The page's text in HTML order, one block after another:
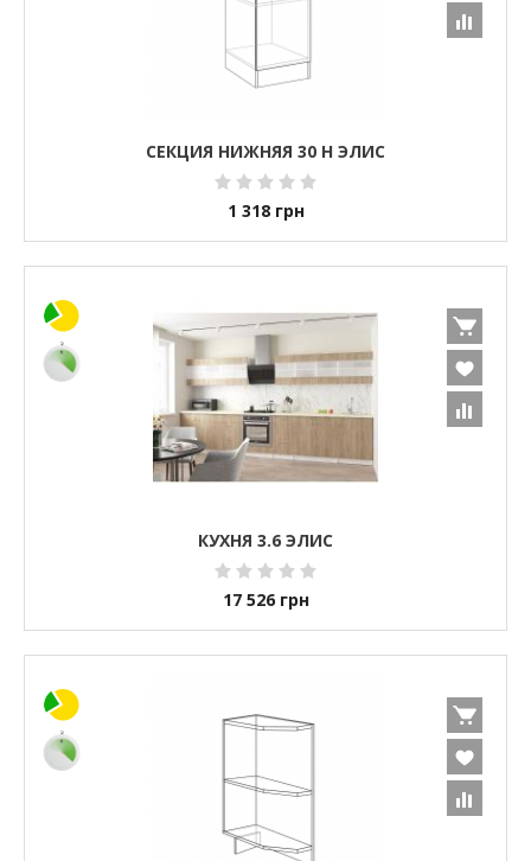
СЕКЦИЯ НИЖНЯЯ 30 Н ЭЛИС
1 318 грн
КУХНЯ 3.6 ЭЛИС
17 526 грн